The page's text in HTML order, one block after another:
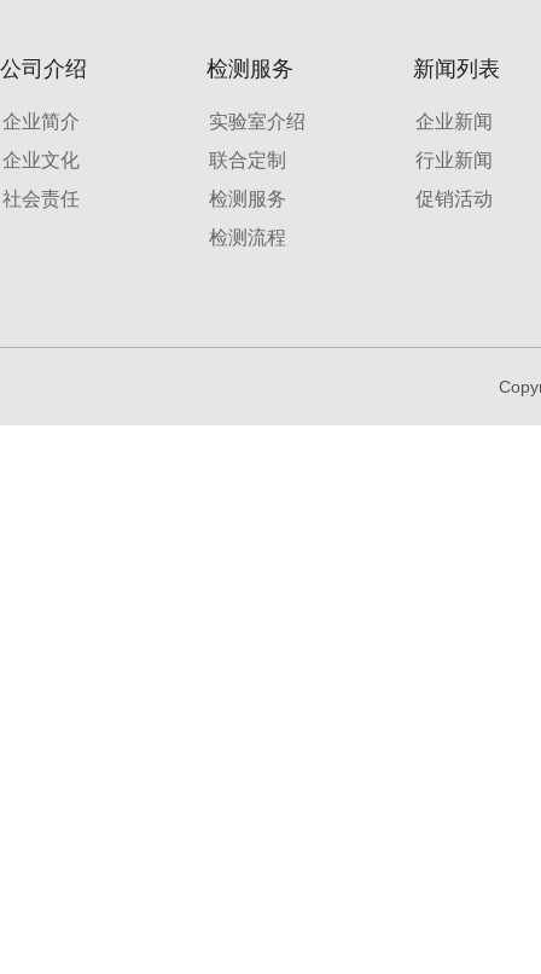
公司介绍
企业简介
企业文化
社会责任
检测服务
实验室介绍
联合定制
检测服务
检测流程
新闻列表
企业新闻
行业新闻
促销活动